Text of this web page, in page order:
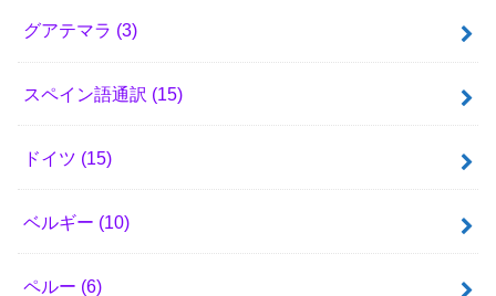
グアテマラ (3)
スペイン語通訳 (15)
ドイツ (15)
ベルギー (10)
ペルー (6)